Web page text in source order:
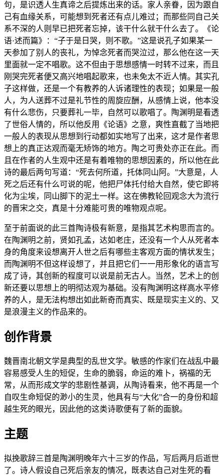
句，是识透人生真谛之后提炼出来的话。家人亲眷，因为跟自
己有血缘关系，可能想到死者还有点儿难过；而那些同自己关
系不深的人则早已把死者忘掉，该干什么就干什么去了。《论
语·述而篇》：“子于是日哭，则不歌。”这是说孔子如果某一
天参加了别人的丧礼，为悼念死者而哭泣过，那么他在这一天
里面就一定不唱歌。这不但由于思想感情一时转不过来，而且
刚哭完死者便又高兴地唱起歌来，也未免太不近人情。其实孔
子这样做，还是一个有教养的人诉诸理性的表现；如果是一般
人，为人送葬不过是礼节性的周旋应酬，从感情上说，他本没
有什么悲伤，只要葬礼一毕，自然可以歌唱了。陶渊明是看透
了世俗人情的，所以他反用《论语》之意，爽性直截了当地把
一般人的表现从思想到行动都如实地写了出来，这才是作者思
想上的真正达观而毫无矫饰的地方。陶之可贵处亦正在此。而
且在作者的人生观中还是有着唯物的思想因素的，所以他在此
诗的最后两句写道：“死去何所道，托体同山阿。”大意是，人
死之后还有什么可说的呢，他把尸体托付给大自然，使它即将
化为尘埃，同山脚下的泥土一样。这在佛教轮回观念大为流行
的晋宋之交，真是十分难能可贵的唯物观点呢。
至于前面说的此三首陶诗极有新意，是指其艺术构思而言的。
在陶渊明之前，贤如孔孟，达如老庄，还没有一个人从死者本
身的角度来设想离开人世之后有哪些主客观方面的情状发生；
而陶渊明不但这样设想了，并且把它们一一用形象化的语言写
成了诗，其创新的程度可以说是前无古人。当然，艺术上的创
新还要以思想上的明彻达观为基础。没有陶渊明这样高水平修
养的人，是无法构想出如此新奇而真实、既是现实主义的、又
是浪漫主义的作品来的。
创作背景
魏晋南北朝文学是典型的乱世文学。敏感的作家们在战乱中最
容易感受人生的短促，生命的脆弱，命运的难卜，祸福的无
常，从而形成文学的悲剧性基调，从陶诗看来，他不再是一个
自叹生命短促的渺小的生灵，他具有与“大化”合一的身份和超
越生死的眼光，因此他的这类诗歌便有了新的面貌。
主题
拟挽歌辞三首是陶渊明晚年六十三岁的作品，写后两月后逝世
了。诗人假设自己死后亲友的情况，既表达自己对生死的看